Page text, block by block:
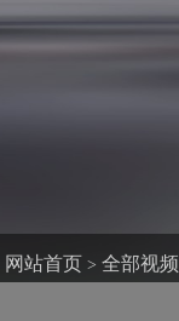
网站首页 > 全部视频